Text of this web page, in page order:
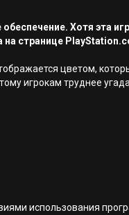
Хотя эта
странице
цветом,
игрокам труднее
использования